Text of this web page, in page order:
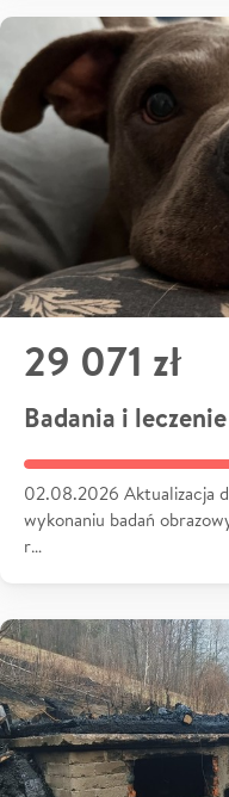
29 071 zł
Badania i
02.08.2026 Aktualizacja
wykonaniu badań
r…